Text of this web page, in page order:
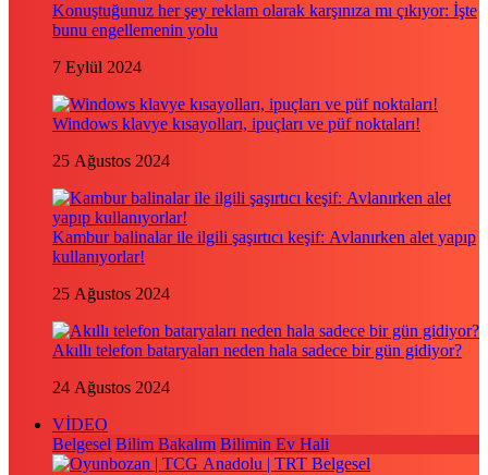
Konuştuğunuz her şey reklam olarak karşınıza mı çıkıyor: İşte
bunu engellemenin yolu
7 Eylül 2024
Windows klavye kısayolları, ipuçları ve püf noktaları!
25 Ağustos 2024
Kambur balinalar ile ilgili şaşırtıcı keşif: Avlanırken alet yapıp
kullanıyorlar!
25 Ağustos 2024
Akıllı telefon bataryaları neden hala sadece bir gün gidiyor?
24 Ağustos 2024
VİDEO
Belgesel Bilim Bakalım Bilimin Ev Hali